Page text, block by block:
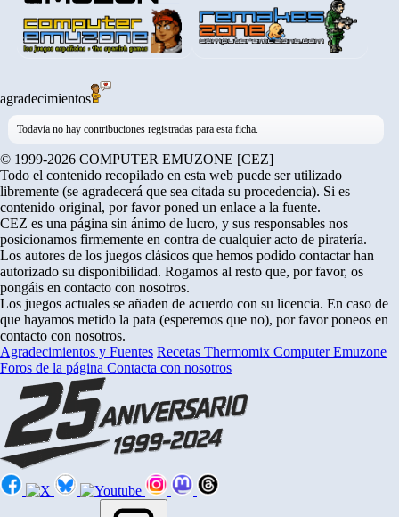
agradecimientos
Todavía no hay contribuciones registradas para esta ficha.
© 1999-2026 COMPUTER EMUZONE [CEZ]
Todo el contenido recopilado en esta web puede ser utilizado
libremente (se agradecerá que sea citada su procedencia). Si es
contenido original, por favor poned un enlace a la fuente.
CEZ es una página sin ánimo de lucro, y sus responsables nos
posicionamos firmemente en contra de cualquier acto de piratería.
Los autores de los juegos clásicos que hemos podido contactar han
autorizado su disponibilidad. Rogamos al resto que, por favor, os
pongáis en contacto con nosotros.
Los juegos actuales se añaden de acuerdo con su licencia. En caso de
que hayamos metido la pata (esperemos que no), por favor poneos en
contacto con nosotros.
Agradecimientos y Fuentes Recetas Thermomix Computer Emuzone
Foros de la página Contacta con nosotros